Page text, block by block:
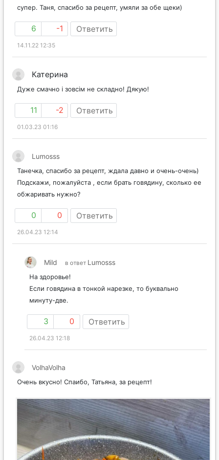
супер. Таня, спасибо за рецепт, умяли за обе щеки)
6 -1 Ответить
14.11.22 12:35
Катерина
Дуже смачно і зовсім не складно! Дякую!
11 -2 Ответить
01.03.23 01:16
Lumosss
Танечка, спасибо за рецепт, ждала давно и очень-очень)
Подскажи, пожалуйста , если брать говядину, сколько ее
обжаривать нужно?
0 0 Ответить
26.04.23 12:14
Mild в ответ Lumosss
На здоровье!
Если говядина в тонкой нарезке, то буквально
минуту-две.
3 0 Ответить
26.04.23 12:18
VolhaVolha
Очень вкусно! Спаибо, Татьяна, за рецепт!